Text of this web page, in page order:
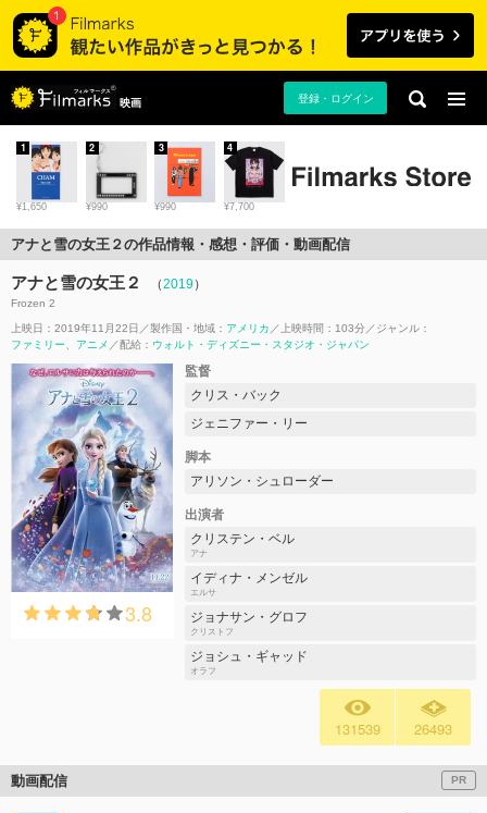
映画 登録・ログイン
¥1,650
1
¥990
2
¥990
3
¥7,700
4
アナと雪の女王２の作品情報・感想・評価・動画配信
アナと雪の女王２ （2019）
Frozen 2
上映日：2019年11月22日 製作国・地域： アメリカ 上映時間：103分
ジャンル：
ファミリー
アニメ 配給： ウォルト・ディズニー・スタジオ・ジャパン
3.8
監督
クリス・バック
ジェニファー・リー
脚本
アリソン・シュローダー
出演者
クリステン・ベル
アナ
イディナ・メンゼル
エルサ
ジョナサン・グロフ
クリストフ
ジョシュ・ギャッド
オラフ
131539 26493
動画配信 PR